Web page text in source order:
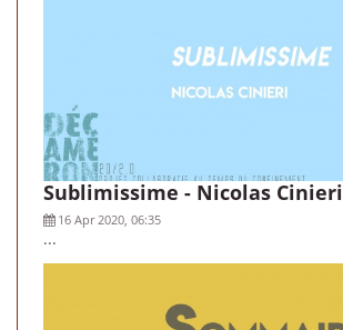
Sublimissime - Nicolas Cinieri
16 Apr 2020, 06:35
...